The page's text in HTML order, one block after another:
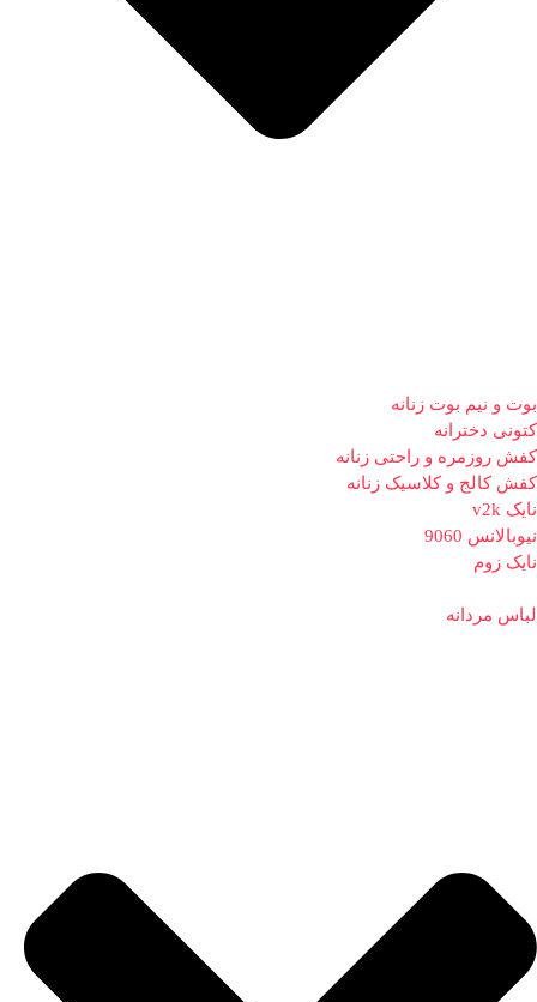
بوت و نیم بوت زنانه
کتونی دخترانه
کفش روزمره و راحتی زنانه
کفش کالج و کلاسیک زنانه
نایک v2k
نیوبالانس 9060
نایک زوم
لباس مردانه